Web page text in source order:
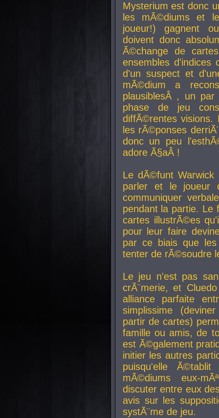
Mysterium est donc
les mÃ©diums et
joueur!) gagnent
doivent donc
Ã©change de
ensembles d'indices
d'un suspect et
mÃ©dium a
plausiblesÂ , un par
phase de jeu
diffÃ©rentes visions.
les rÃ©ponses
donc un peu
adore Ã§aÂ !
Le dÃ©funt Warwick
parler et le joueur
communiquer
pendant la partie. Le
cartes illustrÃ©es
pour leur faire
par ce biais que
tenter de rÃ©soudre
Le jeu n'est pas
crÃ¨merie, et
alliance parfaite
simplissime
partir de cartes)
famille ou amis, de
est Ã©galement
initier les autres
puisqu'elle
mÃ©diums eux-
discuter entre eux
avis sur les
systÃ¨me de jeu.